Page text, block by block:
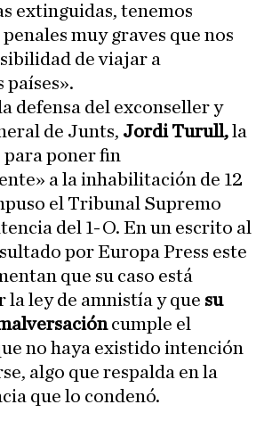
extinguidas, tenemos
muy graves que nos
de viajar a
países».
defensa del exconseller y
de Junts, Jordi Turull,la
poner fin
a la inhabilitación de 12
el Tribunal Supremo
del 1-O. En un escrito al
por Europa Press este
que su caso está
la ley de amnistía y que su
cumple el
no haya existido intención
algo que respalda en la
que lo condenó.